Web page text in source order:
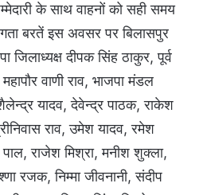
के साथ वाहनों को सही समय
बरतें इस अवसर पर बिलासपुर
जिलाध्यक्ष दीपक सिंह ठाकुर, पूर्व
वाणी राव, भाजपा मंडल
यादव, देवेन्द्र पाठक, राकेश
राव, उमेश यादव, रमेश
राजेश मिश्रा, मनीश शुक्ला,
रजक, निम्मा जीवनानी, संदीप